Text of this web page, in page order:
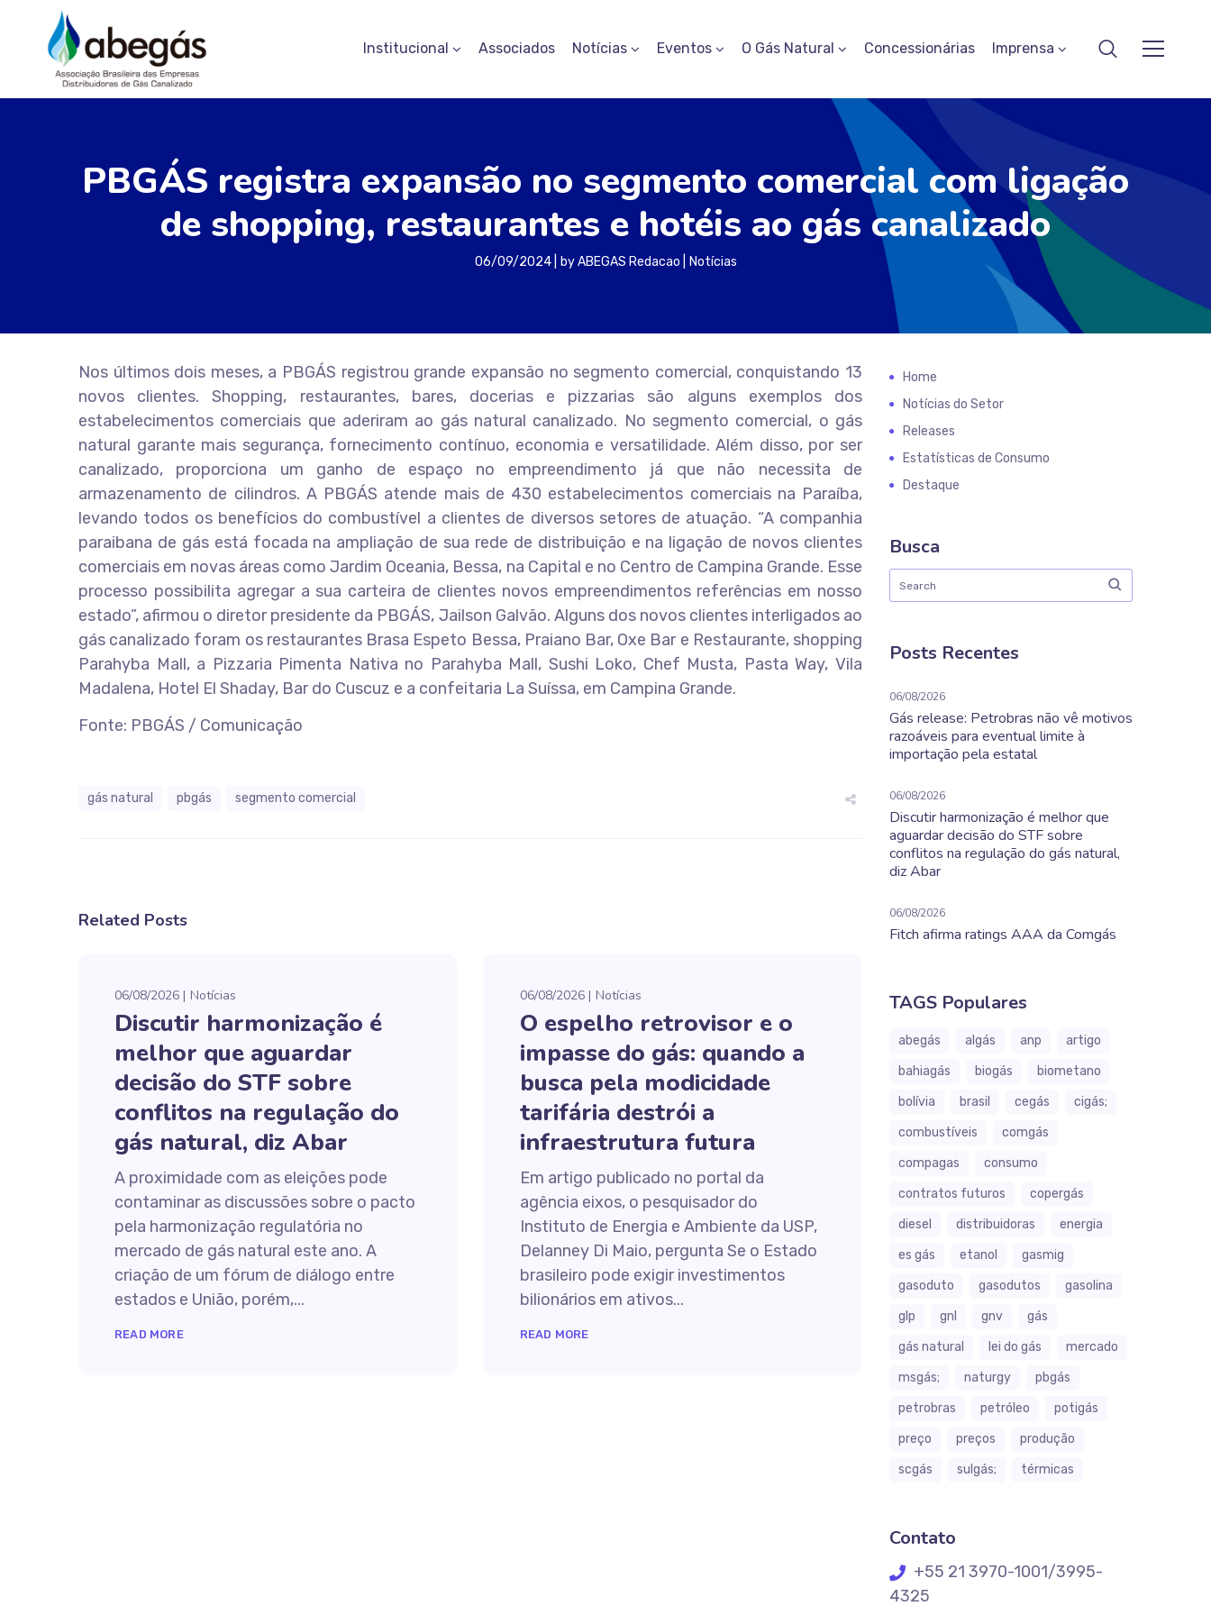
Institucional Associados Notícias Eventos O Gás Natural Concessionárias Imprensa
PBGÁS registra expansão no segmento comercial com ligação
de shopping, restaurantes e hotéis ao gás canalizado
06/09/2024 byABEGAS Redacao Notícias
Nos últimos dois meses, a PBGÁS registrou grande expansão no segmento comercial, conquistando 13
novos clientes. Shopping, restaurantes, bares, docerias e pizzarias são alguns exemplos dos
estabelecimentos comerciais que aderiram ao gás natural canalizado. No segmento comercial, o gás
natural garante mais segurança, fornecimento contínuo, economia e versatilidade. Além disso, por ser
canalizado, proporciona um ganho de espaço no empreendimento já que não necessita de
armazenamento de cilindros. A PBGÁS atende mais de 430 estabelecimentos comerciais na Paraíba,
levando todos os benefícios do combustível a clientes de diversos setores de atuação. “A companhia
paraibana de gás está focada na ampliação de sua rede de distribuição e na ligação de novos clientes
comerciais em novas áreas como Jardim Oceania, Bessa, na Capital e no Centro de Campina Grande. Esse
processo possibilita agregar a sua carteira de clientes novos empreendimentos referências em nosso
estado”, afirmou o diretor presidente da PBGÁS, Jailson Galvão. Alguns dos novos clientes interligados ao
gás canalizado foram os restaurantes Brasa Espeto Bessa, Praiano Bar, Oxe Bar e Restaurante, shopping
Parahyba Mall, a Pizzaria Pimenta Nativa no Parahyba Mall, Sushi Loko, Chef Musta, Pasta Way, Vila
Madalena, Hotel El Shaday, Bar do Cuscuz e a confeitaria La Suíssa, em Campina Grande.
Fonte: PBGÁS / Comunicação
gás natural pbgás segmento comercial
Related Posts
06/08/2026 Notícias
Discutir harmonização é
melhor que aguardar
decisão do STF sobre
conflitos na regulação do
gás natural, diz Abar
A proximidade com as eleições pode
contaminar as discussões sobre o pacto
pela harmonização regulatória no
mercado de gás natural este ano. A
criação de um fórum de diálogo entre
estados e União, porém,...
READ MORE
06/08/2026 Notícias
O espelho retrovisor e o
impasse do gás: quando a
busca pela modicidade
tarifária destrói a
infraestrutura futura
Em artigo publicado no portal da
agência eixos, o pesquisador do
Instituto de Energia e Ambiente da USP,
Delanney Di Maio, pergunta Se o Estado
brasileiro pode exigir investimentos
bilionários em ativos...
READ MORE
Home
Notícias do Setor
Releases
Estatísticas de Consumo
Destaque
Busca
Posts Recentes
06/08/2026
Gás release: Petrobras não vê motivos
razoáveis para eventual limite à
importação pela estatal
06/08/2026
Discutir harmonização é melhor que
aguardar decisão do STF sobre
conflitos na regulação do gás natural,
diz Abar
06/08/2026
Fitch afirma ratings AAA da Comgás
TAGS Populares
abegás algás anp
artigo
bahiagás
biogás
biometano
bolívia
brasil cegás
cigás;
combustíveis
comgás
compagas
consumo
contratos futuros
copergás
diesel
distribuidoras
energia
es gás
etanol
gasmig
gasoduto
gasodutos
gasolina
glp
gnl gnv
gás
gás natural
lei do gás
mercado
msgás;
naturgy
pbgás
petrobras
petróleo
potigás
preço
preços
produção
scgás
sulgás; térmicas
Contato
+55 21 3970-1001/3995-
4325